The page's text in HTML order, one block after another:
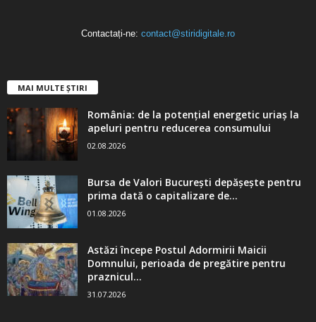
Contactați-ne: contact@stiridigitale.ro
MAI MULTE ȘTIRI
România: de la potențial energetic uriaș la
apeluri pentru reducerea consumului
02.08.2026
Bursa de Valori București depășește pentru
prima dată o capitalizare de...
01.08.2026
Astăzi începe Postul Adormirii Maicii
Domnului, perioada de pregătire pentru
praznicul...
31.07.2026